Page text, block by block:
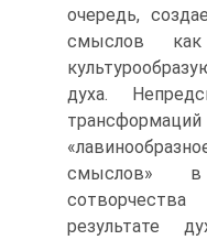
очередь,
смыслов
духа.
трансформаций
смыслов» в
результате